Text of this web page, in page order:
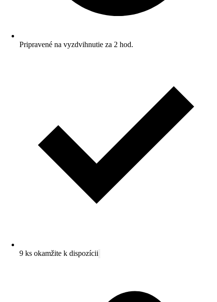
Pripravené na vyzdvihnutie za 2 hod.
9 ks okamžite k dispozícii